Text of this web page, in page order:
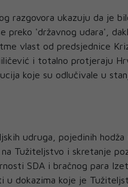
razgovora ukazuju da je
preko 'državnog udara',
vlast od predsjednice
i totalno protjeraju
koje su odlučivale u
udruga, pojedinih hodža
Tužiteljstvo i skretanje
SDA i bračnog para
u dokazima koje je